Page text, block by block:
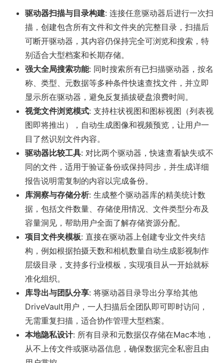
驱动器扫描与目录构建: 连接任意驱动器后进行一次扫
描，创建包含所有文件和文件夹的完整目录，扫描后
可断开驱动器，其内容仍保持完全可浏览和搜索，特
别适合大型档案和长期存储。
强大全局搜索功能: 同时搜索所有已扫描驱动器，按名
称、类型、元数据等多种条件快速查找文件，并立即
显示所在驱动器，避免反复插拔硬盘浪费时间。
视觉文件浏览模式: 支持柱状视图和图标视图（列表视
图即将推出），自动生成图像和视频预览，让用户一
目了然识别文件内容。
驱动器比较工具: 对比两个驱动器，快速查看缺失或不
同的文件，适用于验证备份或保持同步，并生成详细
报告说明需复制的内容以完成备份。
库洞察与存储分析: 生成整个驱动器库的精美统计数
据，包括文件数量、存储使用情况、文件类型分布及
容量洞见，帮助用户全面了解存储资源分配。
项目文件夹模板: 直接在驱动器上创建专业文件夹结
构，例如根据拍摄天数和相机数量自动生成影视制作
层级目录，支持多行业模板，实现项目从一开始就标
准化组织。
库导出与团队分享: 将驱动器目录导出分享给其他
DriveVault用户，一人扫描后全团队即可即时访问，
无需重复扫描，适合协作管理大型档案。
本地隐私设计: 所有目录和元数据仅存储在Mac本地，
从不上传文件或驱动器信息，确保数据完全私密且由